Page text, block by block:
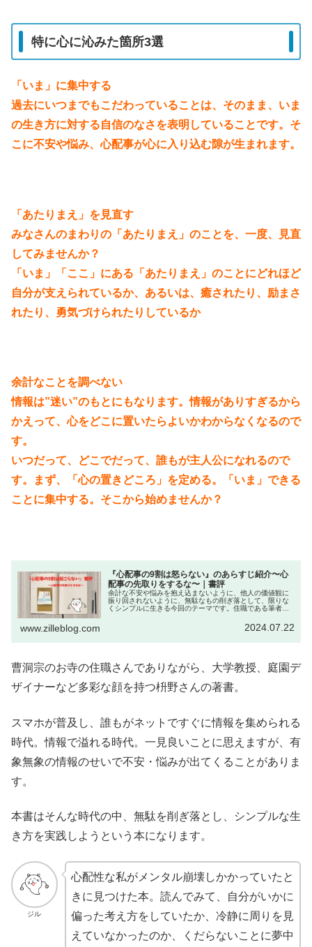
特に心に沁みた箇所3選
「いま」に集中する
過去にいつまでもこだわっていることは、そのまま、いま
の生き方に対する自信のなさを表明していることです。そ
こに不安や悩み、心配事が心に入り込む隙が生まれます。
「あたりまえ」を見直す
みなさんのまわりの「あたりまえ」のことを、一度、見直
してみませんか？
「いま」「ここ」にある「あたりまえ」のことにどれほど
自分が支えられているか、あるいは、癒されたり、励まさ
れたり、勇気づけられたりしているか
余計なことを調べない
情報は”迷い”のもとにもなります。情報がありすぎるから
かえって、心をどこに置いたらよいかわからなくなるので
す。
いつだって、どこでだって、誰もが主人公になれるので
す。まず、「心の置きどころ」を定める。「いま」できる
ことに集中する。そこから始めませんか？
『心配事の9割は怒らない』のあらすじ紹介〜心
配事の先取りをするな〜｜書評
余計な不安や悩みを抱え込まないように、他人の価値観に
振り回されないように、無駄なもの削ぎ落として、限りな
くシンプルに生きる今回のテーマです。住職である筆者が
www.zilleblog.com 2024.07.22
曹洞宗のお寺の住職さんでありながら、大学教授、庭園デ
ザイナーなど多彩な顔を持つ枡野さんの著書。
スマホが普及し、誰もがネットですぐに情報を集められる
時代。情報で溢れる時代。一見良いことに思えますが、有
象無象の情報のせいで不安・悩みが出てくることがありま
す。
本書はそんな時代の中、無駄を削ぎ落とし、シンプルな生
き方を実践しようという本になります。
ジル
心配性な私がメンタル崩壊しかかっていたと
きに見つけた本。読んでみて、自分がいかに
偏った考え方をしていたか、冷静に周りを見
えていなかったのか、くだらないことに夢中